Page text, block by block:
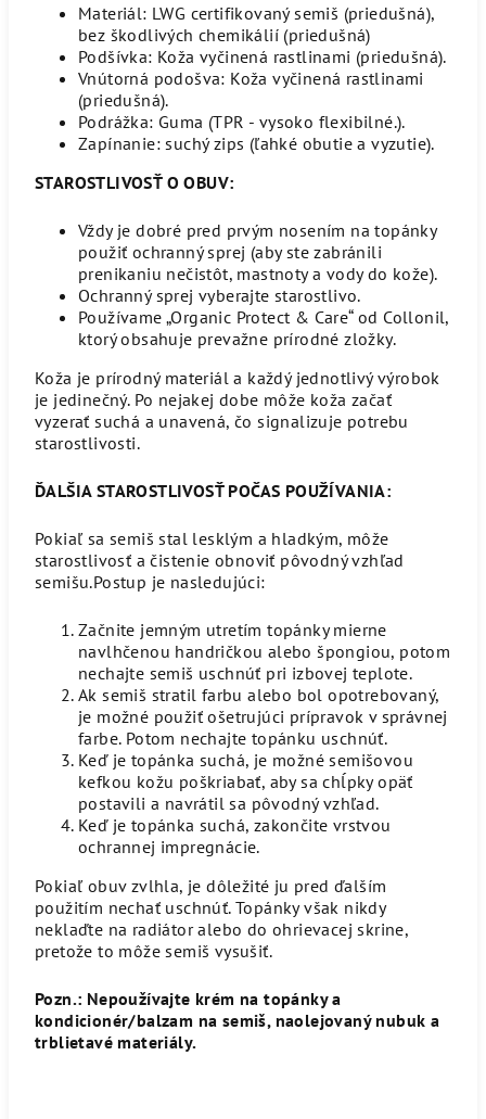
Materiál: LWG certifikovaný semiš (priedušná),
bez škodlivých chemikálií (priedušná)
Podšívka: Koža vyčinená rastlinami (priedušná).
Vnútorná podošva: Koža vyčinená rastlinami
(priedušná).
Podrážka: Guma (TPR - vysoko flexibilné.).
Zapínanie: suchý zips (ľahké obutie a vyzutie).
STAROSTLIVOSŤ O OBUV:
Vždy je dobré pred prvým nosením na topánky
použiť ochranný sprej (aby ste zabránili
prenikaniu nečistôt, mastnoty a vody do kože).
Ochranný sprej vyberajte starostlivo.
Používame „Organic Protect & Care“ od Collonil,
ktorý obsahuje prevažne prírodné zložky.
Koža je prírodný materiál a každý jednotlivý výrobok
je jedinečný. Po nejakej dobe môže koža začať
vyzerať suchá a unavená, čo signalizuje potrebu
starostlivosti.
ĎALŠIA STAROSTLIVOSŤ POČAS POUŽÍVANIA:
Pokiaľ sa semiš stal lesklým a hladkým, môže
starostlivosť a čistenie obnoviť pôvodný vzhľad
semišu.Postup je nasledujúci:
Začnite jemným utretím topánky mierne
navlhčenou handričkou alebo špongiou, potom
nechajte semiš uschnúť pri izbovej teplote.
Ak semiš stratil farbu alebo bol opotrebovaný,
je možné použiť ošetrujúci prípravok v správnej
farbe. Potom nechajte topánku uschnúť.
Keď je topánka suchá, je možné semišovou
kefkou kožu poškriabať, aby sa chĺpky opäť
postavili a navrátil sa pôvodný vzhľad.
Keď je topánka suchá, zakončite vrstvou
ochrannej impregnácie.
Pokiaľ obuv zvlhla, je dôležité ju pred ďalším
použitím nechať uschnúť. Topánky však nikdy
neklaďte na radiátor alebo do ohrievacej skrine,
pretože to môže semiš vysušiť.
Pozn.: Nepoužívajte krém na topánky a
kondicionér/balzam na semiš, naolejovaný nubuk a
trblietavé materiály.